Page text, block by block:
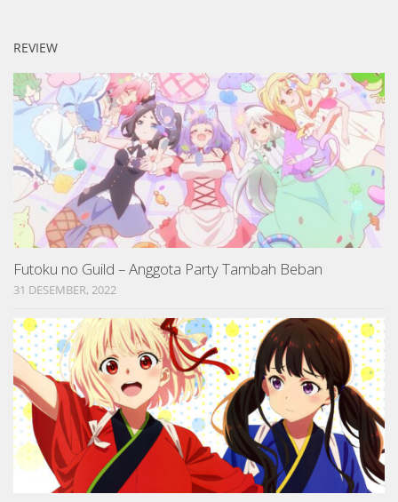
REVIEW
Futoku no Guild – Anggota Party Tambah Beban
31 DESEMBER, 2022